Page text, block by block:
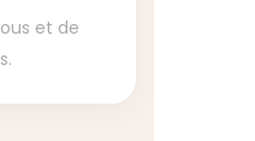
et de